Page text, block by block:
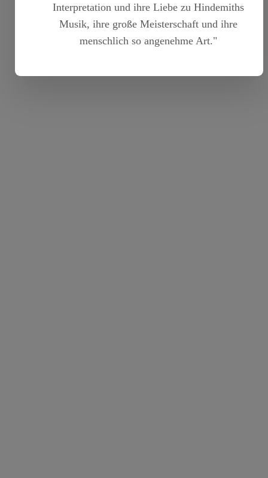
Interpretation und ihre Liebe zu Hindemiths
Musik, ihre große Meisterschaft und ihre
menschlich so angenehme Art."